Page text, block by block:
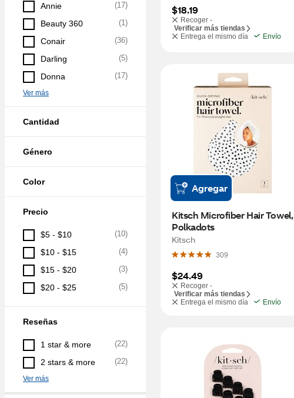
Annie (17)
Beauty 360 (1)
Conair (36)
Darling (5)
Donna (17)
Ver más
Cantidad
Género
Color
Precio
$5 - $10 (10)
$10 - $15 (4)
$15 - $20 (3)
$20 - $25 (5)
Reseñas
1 star & more (22)
2 stars & more (22)
Ver más
$18.19
Recoger -
Verificar más tiendas
Entrega el mismo día
Envío
Agregar
Kitsch Microfiber Hair Towel,
Polkadots
Kitsch
309
$24.49
Recoger -
Verificar más tiendas
Entrega el mismo día
Envío